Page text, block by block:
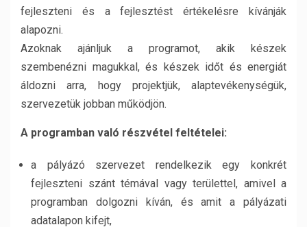
fejleszteni és a fejlesztést értékelésre kívánják
alapozni.
Azoknak ajánljuk a programot, akik készek
szembenézni magukkal, és készek időt és energiát
áldozni arra, hogy projektjük, alaptevékenységük,
szervezetük jobban működjön.
A programban való részvétel feltételei:
a pályázó szervezet rendelkezik egy konkrét
fejleszteni szánt témával vagy területtel, amivel a
programban dolgozni kíván, és amit a pályázati
adatalapon kifejt,